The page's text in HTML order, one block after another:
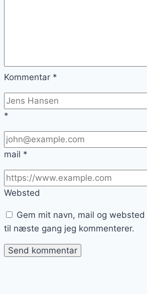
Kommentar *
*
mail *
Websted
Gem mit navn, mail og
til næste gang jeg kommenterer.